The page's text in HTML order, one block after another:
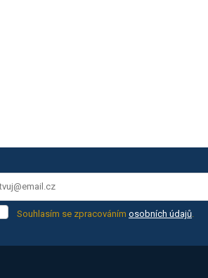
Souhlasím
osobních
Souhlasím se zpracovánímosobních údajů